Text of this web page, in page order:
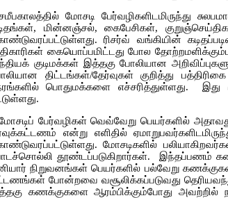
மோசடி பேர்வழிகளிடமிருந்து
மின்னஞ்சல், கைபேசிகள்,
ரிசர்வ் வங்கியின்
கையொப்பமிட்டது போல
குடிமக்கள் இத்தகு போலியான
திட்டங்கள்/தேர்வுகள் குறித்து
பொதுமக்களை எச்சரித்துள்ளது. இது
பேர்வழிகள் வெவ்வேறு பெயர்களில்
என்று எளிதில்
மோசடிகளில்
தூண்டப்படுகிறார்கள். இந்தப்பணம்
நிறுவனங்கள் பெயர்களில் பல்வேறு
போன்றவை வசூலிக்கப்படுவது
கணக்குகளை ஆரம்பிக்கும்போது அவற்றில்